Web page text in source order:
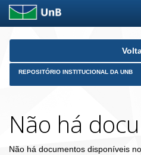
Skip
REPOSITÓRIO INSTITUCIONAL DA UNB
Não há
Não há documentos disponíveis